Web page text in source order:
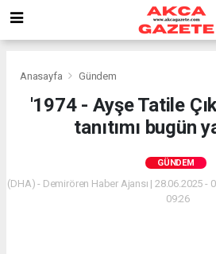
Anasayfa Gündem
'1974 - Ayşe Tatile
tanıtımı bugün
GÜNDEM
(DHA) - Demirören Haber Ajansı | 28.06.2025 -
09:26